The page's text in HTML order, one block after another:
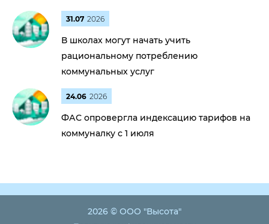
31.07 2026
В школах могут начать учить
рациональному потреблению
коммунальных услуг
24.06 2026
ФАС опровергла индексацию тарифов на
коммуналку с 1 июля
2026 © ООО "Высота"